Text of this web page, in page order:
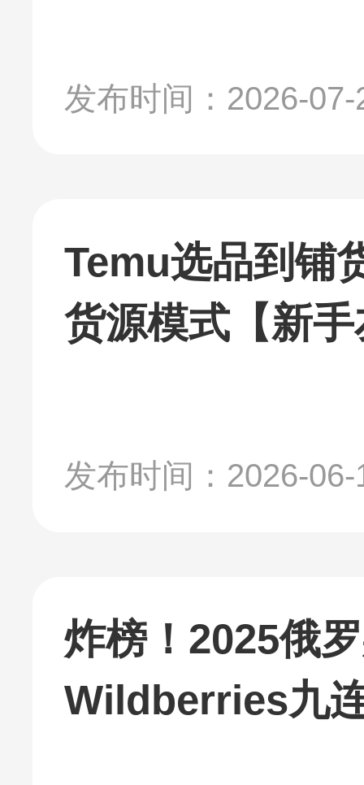
发布时间：2026-07-
Temu选品到铺
货源模式【新
发布时间：2026-06-
炸榜！2025俄
Wildberries九